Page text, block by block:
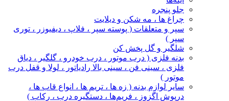
جلو پنجره
چراغ‌ ها ، مه‌ شکن و دیلایت
سپر و متعلقات ( پوسته سپر ، فلاپ ، دیفیوزر ، توری
سپر )
شلگیر و گل‌ پخش‌ کن
بدنه فلزی ( درب موتور ، درب خودرو ، گلگیر ، دیاق
فلزی ، سینی فن ، سینی بالا رادیاتور ، لولا و قفل درب
موتور )
سایر لوازم بدنه ( زه ها ، تریم ها ، انواع قاب ها ،
درپوش اگزوز ، فریم‌ها ، دستگیره درب ، رکاب )